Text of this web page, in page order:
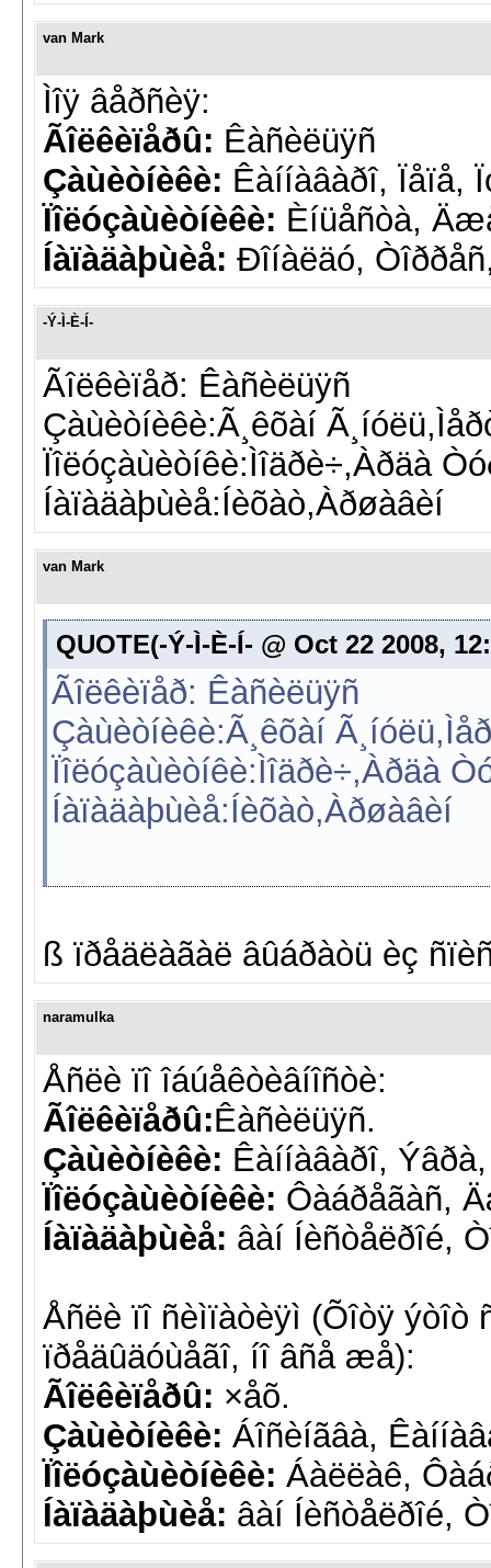
van Mark
Ìîÿ âåðñèÿ:
Ãîëêèïåðû: Êàñèëüÿñ
Çàùèòíèêè: Êàííàâàðî, Ïåïå,
Ïîëóçàùèòíèêè: Èíüåñòà,
Íàïàäàþùèå: Ðîíàëäó,
-Ý-Ì-È-Í-
Ãîëêèïåð: Êàñèëüÿñ
Çàùèòíèêè:Ã¸êõàí
Ïîëóçàùèòíêè:Ìîäðè÷,Àðäà
Íàïàäàþùèå:Íèõàò,Àðøàâèí
van Mark
QUOTE(-Ý-Ì-È-Í- @ Oct 22 2008,
Ãîëêèïåð: Êàñèëüÿñ
Çàùèòíèêè:Ã¸êõàí
Ïîëóçàùèòíêè:Ìîäðè÷,Àðäà
Íàïàäàþùèå:Íèõàò,Àðøàâèí
ß ïðåäëàãàë âûáðàòü èç
naramulka
Åñëè ïî îáúåêòèâíîñòè:
Ãîëêèïåðû:Êàñèëüÿñ.
Çàùèòíèêè: Êàííàâàðî,
Ïîëóçàùèòíèêè: Ôàáðåãàñ,
Íàïàäàþùèå: âàí Íèñòåëðîé,
Åñëè ïî ñèìïàòèÿì (Õîòÿ ýòîò
ïðåäûäóùåãî, íî âñå æå):
Ãîëêèïåðû: ×åõ.
Çàùèòíèêè: Áîñèíãâà,
Ïîëóçàùèòíèêè: Áàëëàê,
Íàïàäàþùèå: âàí Íèñòåëðîé,